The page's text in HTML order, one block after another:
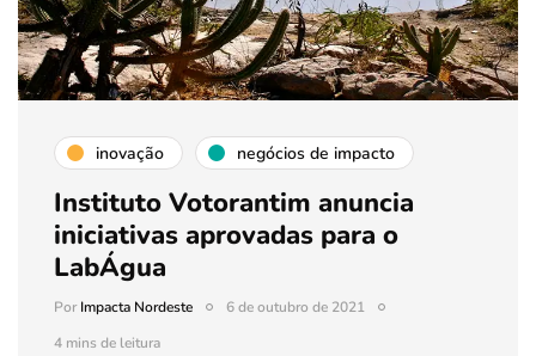
inovação negócios de impacto
Instituto Votorantim anuncia
iniciativas aprovadas para o
LabÁgua
PorImpacta Nordeste
6 de outubro de 2021
4 mins de leitura